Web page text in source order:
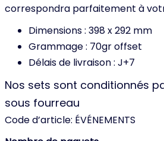
correspondra parfaitement à
Dimensions : 398 x 292 mm
Grammage : 70gr offset
Délais de livraison : J+7
Nos sets sont conditionnés
sous fourreau
Code d’article: ÉVÉNEMENTS